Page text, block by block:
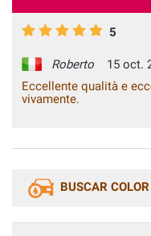
5
Roberto
15 oct.
Eccellente qualità e
vivamente.
BUSCAR COLOR